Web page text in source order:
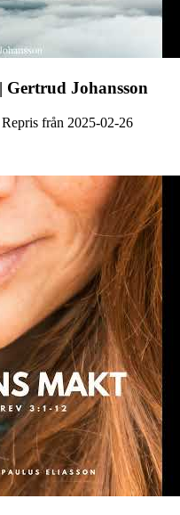
Gertrud Johansson
från 2025-02-26